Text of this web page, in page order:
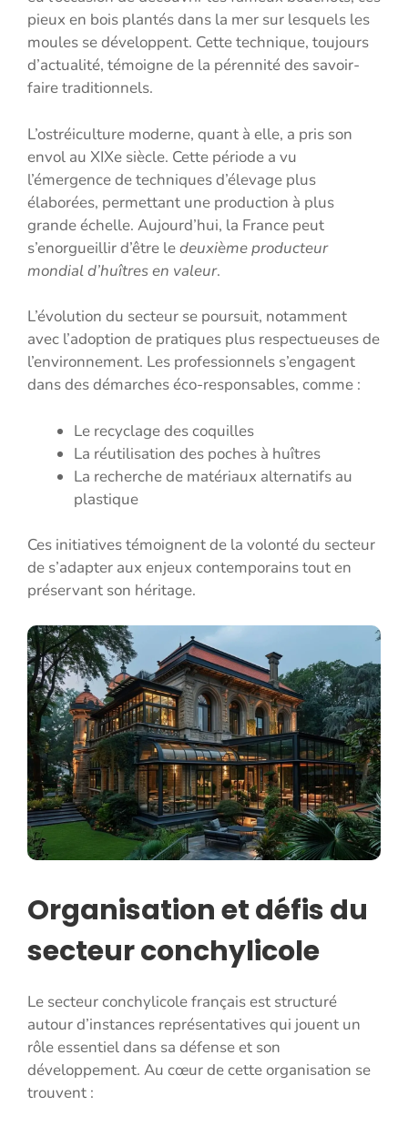
pieux en bois plantés dans la mer sur lesquels les
moules se développent. Cette technique, toujours
d’actualité, témoigne de la pérennité des savoir-
faire traditionnels.
L’ostréiculture moderne, quant à elle, a pris son
envol au XIXe siècle. Cette période a vu
l’émergence de techniques d’élevage plus
élaborées, permettant une production à plus
grande échelle. Aujourd’hui, la France peut
s’enorgueillir d’être ledeuxième producteur
mondial d’huîtres en valeur.
L’évolution du secteur se poursuit, notamment
avec l’adoption de pratiques plus respectueuses de
l’environnement. Les professionnels s’engagent
dans des démarches éco-responsables, comme :
Le recyclage des coquilles
La réutilisation des poches à huîtres
La recherche de matériaux alternatifs au
plastique
Ces initiatives témoignent de la volonté du secteur
de s’adapter aux enjeux contemporains tout en
préservant son héritage.
Organisation et défis du
secteur conchylicole
Le secteur conchylicole français est structuré
autour d’instances représentatives qui jouent un
rôle essentiel dans sa défense et son
développement. Au cœur de cette organisation se
trouvent :